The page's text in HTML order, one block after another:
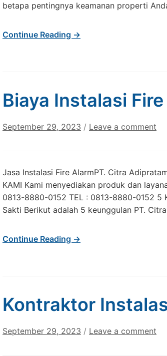
betapa pentingnya keamanan properti
Continue Reading →
Biaya Instalasi
September 29, 2023 / Leave a comment
Jasa Instalasi Fire AlarmPT. Citra
KAMI Kami menyediakan produk dan
0813-8880-0152 TEL : 0813-8880-0152 5
Sakti Berikut adalah 5 keunggulan PT.
Continue Reading →
Kontraktor
September 29, 2023 / Leave a comment